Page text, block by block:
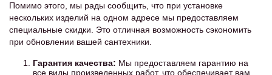
Помимо этого, мы рады сообщить, что при установке
нескольких изделий на одном адресе мы предоставляем
специальные скидки. Это отличная возможность сэкономить
при обновлении вашей сантехники.
Гарантия качества: Мы предоставляем гарантию на
все виды произведенных работ, что обеспечивает вам